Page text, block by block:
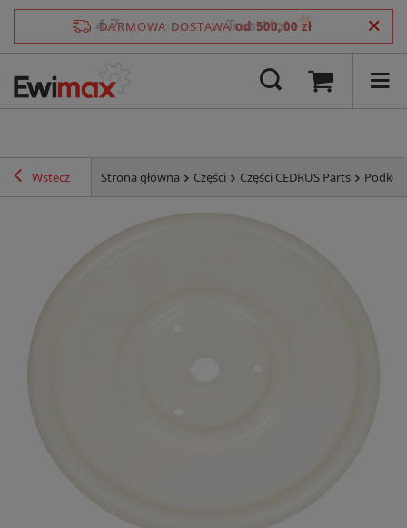
DARMOWA DOSTAWA od 500,00 zł
Wstecz Strona główna Części Części CEDRUS Parts
4.7/ 5zweryfikowane przez